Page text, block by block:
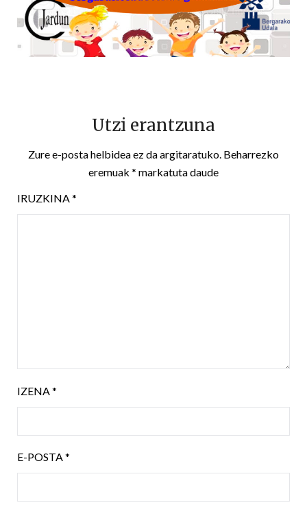
Utzi erantzuna
Zure e-posta helbidea ez da argitaratuko. Beharrezko
eremuak * markatuta daude
IRUZKINA*
IZENA*
E-POSTA*